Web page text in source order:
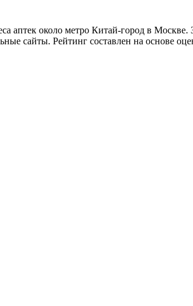
аптек около метро Китай-город в Москве.
сайты. Рейтинг составлен на основе